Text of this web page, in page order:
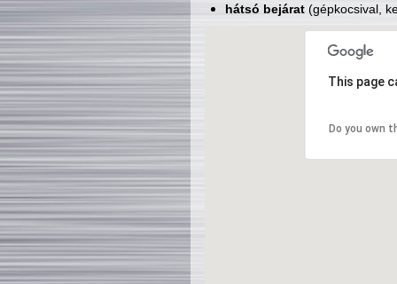
hátsó bejárat(gépkocsival,
This page
Do you own